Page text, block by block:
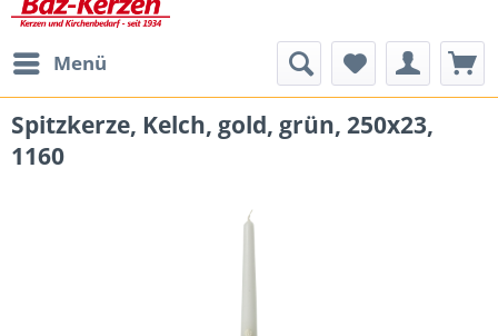
Menü
Spitzkerze, Kelch, gold, grün, 250x23,
1160